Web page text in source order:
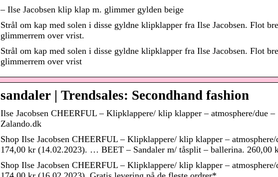
– Ilse Jacobsen klip klap m. glimmer gylden beige
Strål om kap med solen i disse gyldne klipklapper fra Ilse Jacobsen. Flot
glimmerrem over vrist.
Strål om kap med solen i disse gyldne klipklapper fra Ilse Jacobsen. Flot
glimmerrem over vrist
sandaler | Trendsales: Secondhand fashion
Ilse Jacobsen CHEERFUL – Klipklappere/ klip klapper – atmosphere/due –
Zalando.dk
Shop Ilse Jacobsen CHEERFUL – Klipklappere/ klip klapper –
174,00 kr (14.02.2023). … BEET – Sandaler m/ tåsplit – ballerina. 260,00
Shop Ilse Jacobsen CHEERFUL – Klipklappere/ klip klapper –